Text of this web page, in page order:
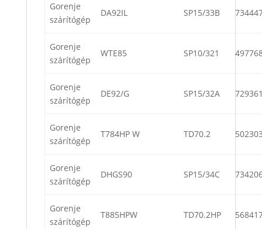
Gorenje
szárítógép
DA92IL SP15/33B
Gorenje
szárítógép
WTE85 SP10/321
Gorenje
szárítógép
DE92/G SP15/32A
Gorenje
szárítógép
T784HP W TD70.2
Gorenje
szárítógép
DHGS90 SP15/34C
Gorenje
szárítógép
T885HPW TD70.2HP